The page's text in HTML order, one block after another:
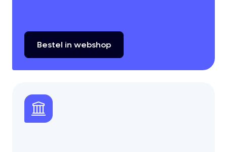
Bestel in webshop